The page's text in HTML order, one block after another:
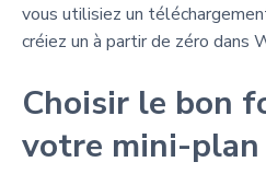
vous utilisiez un
créiez un à partir de zéro dans
Choisir le bon
votre mini-